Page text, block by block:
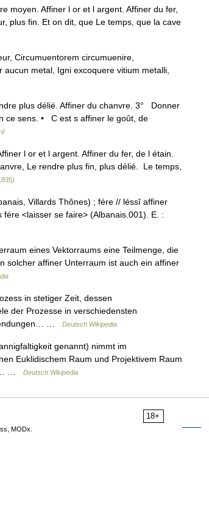
moyen. Affiner l or et l argent. Affiner du fer,
plus fin. Et on dit, que Le temps, que la cave
Circumuentorem circumuenire,
metal, Igni excoquere vitium metalli,
plus délié. Affiner du chanvre. 3° Donner
ce sens. • C est s affiner le goût, de
l or et l argent. Affiner du fer, de l étain.
Le rendre plus fin, plus délié. Le temps,
Villards Thônes) ; fére // léssî affiner
<laisser se faire> (Albanais.001). E. :
eines Vektorraums eine Teilmenge, die
solcher affiner Unterraum ist auch ein affiner
in stetiger Zeit, dessen
der Prozesse in verschiedensten
…
Deutsch Wikipedia
genannt) nimmt im
Euklidischem Raum und Projektivem Raum
…
Deutsch Wikipedia
18+
MODx.